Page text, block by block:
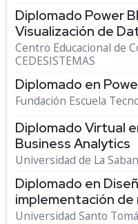
Diplomado Power
Visualización de
Centro Educacional de
CEDESISTEMAS
Diplomado en
Fundación Escuela
Diplomado Virtual
Business Analytics
Universidad de La
Diplomado en
implementación
Universidad Santo